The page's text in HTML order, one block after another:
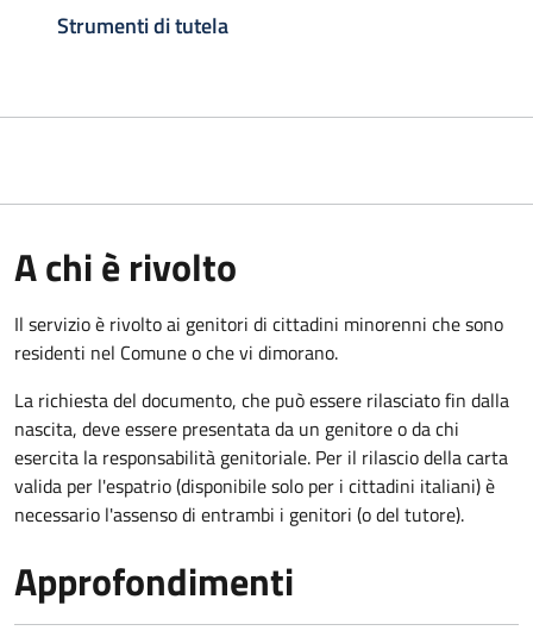
Strumenti di tutela
A chi è rivolto
Il servizio è rivolto ai genitori di cittadini minorenni che sono
residenti nel Comune o che vi dimorano.
La richiesta del documento, che può essere rilasciato fin dalla
nascita, deve essere presentata da un genitore o da chi
esercita la responsabilità genitoriale. Per il rilascio della carta
valida per l'espatrio (disponibile solo per i cittadini italiani) è
necessario l'assenso di entrambi i genitori (o del tutore).
Approfondimenti